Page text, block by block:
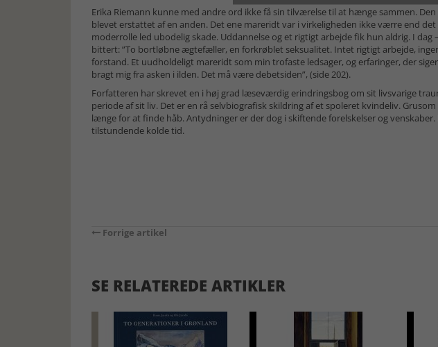
Erika Riemann kunne med andre ord ikke få sin tilværelse til at hænge sammen.
blevet erstattet af en anden. Det ene mareridt var i virkeligheden ikke værre end
moderrolle led ubodelig skade. Uddannelse og et rigtigt arbejde fik hun aldrig. I dag
bittert: ”To bortløbne ægtefæller, en forkrøblet seksualitet. Intet rigtigt arbejde,
forstand. Et uudholdeligt mareridt som min trofaste ledsager, og erfaringer, der
bragt mig fra asken i ilden. Det må være debetsiden”, (side 202).
Forfatteren har skrevet en i høj grad læseværdig erindringsbog om sit livsvarige
periode af sit liv. Det er en rå selvbiografisk skildring af et spoleret kvindeliv.
længe for at finde håb. Antydninger er der dog i skiftende forelskelser og
tilstundende kolde tid.
Forrige artikel
SE RELATEREDE ARTIKLER